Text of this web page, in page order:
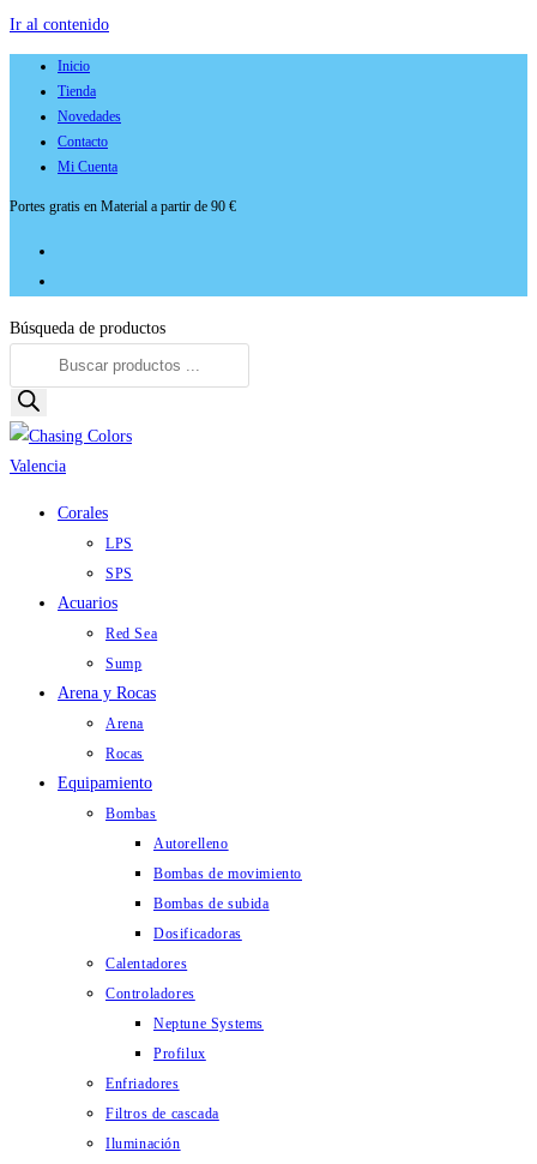
Ir al contenido
Inicio
Tienda
Novedades
Contacto
Mi Cuenta
Portes gratis en Material a partir de 90 €
Búsqueda de productos
Corales
LPS
SPS
Acuarios
Red Sea
Sump
Arena y Rocas
Arena
Rocas
Equipamiento
Bombas
Autorelleno
Bombas de movimiento
Bombas de subida
Dosificadoras
Calentadores
Controladores
Neptune Systems
Profilux
Enfriadores
Filtros de cascada
Iluminación